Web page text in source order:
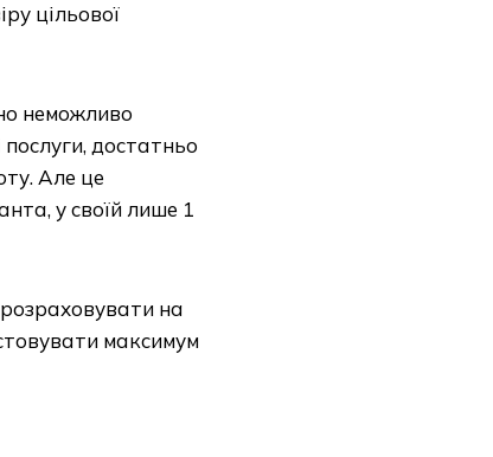
цільової
неможливо
достатньо
Але це
у своїй лише 1
на
максимум